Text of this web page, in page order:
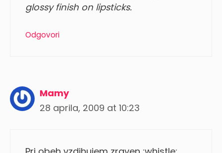
glossy finish on lipsticks.
Odgovori
Mamy
28 aprila, 2009 at 10:23